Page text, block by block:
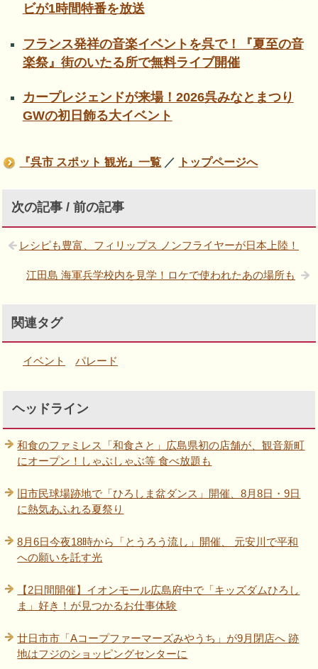
ビが1時間特番を放送
フランス発祥の音楽イベントを呉で！『夏至の音
楽祭』街のいたる所で無料ライブ開催
カープレジェンドが来場！2026呉みなとまつり
GWの初日飾る大イベント
『呉市 スポット 観光』一覧 ／ トップページへ
次の記事 / 前の記事
レシピも豊富、フィリップス ノンフライヤーが日本上陸！
江田島 海軍兵学校内を見学！ロケで使われたあの場所も
関連タグ
イベント パレード
ヘッドライン
和食のファミレス「和食さと」広島県初の店舗が、観音新町
にオープン！しゃぶしゃぶ等 食べ放題も
旧市民球場跡地で「ひろしま盆ダンス」開催、8月8日・9日
に熱気あふれる夏祭り
8月6日今夜18時から「とうろう流し」開催、 元安川で平和
への願いを託す光
【2日間開催】イオンモール広島府中で「キッズダムひろし
ま」好き！が見つかるお仕事体験
廿日市市「Aコープファーマーズみやうち」が9月閉店へ 跡
地はフジのショッピングセンターに